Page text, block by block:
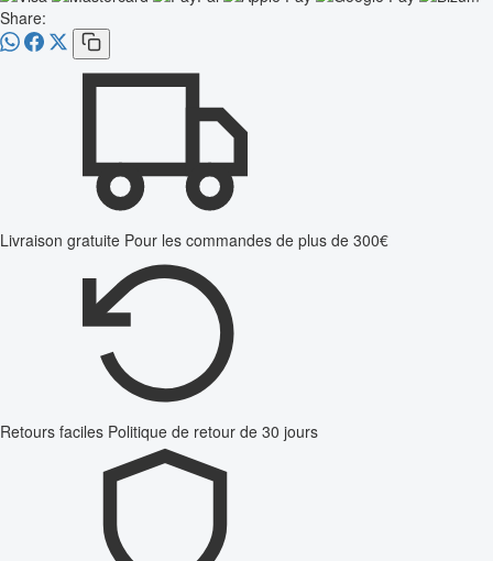
Share:
Livraison gratuite Pour les commandes de plus de 300€
Retours faciles Politique de retour de 30 jours